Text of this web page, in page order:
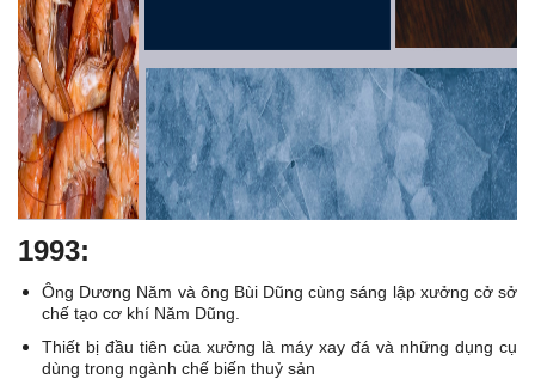
1993:
Ông Dương Năm và ông Bùi Dũng cùng sáng lập xưởng cở sở
chế tạo cơ khí Năm Dũng.
Thiết bị đầu tiên của xưởng là máy xay đá và những dụng cụ
dùng trong ngành chế biến thuỷ sản